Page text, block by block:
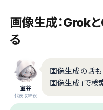
画像生成：Grok
る
室谷
代表取締役
画像生成の話も
画像生成」で検